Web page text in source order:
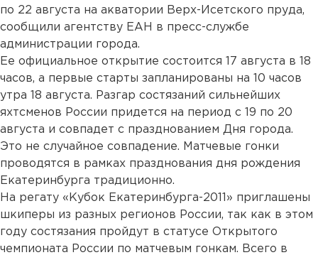
по 22 августа на акватории Верх-Исетского пруда,
сообщили агентству ЕАН в пресс-службе
администрации города.
Ее официальное открытие состоится 17 августа в 18
часов, а первые старты запланированы на 10 часов
утра 18 августа. Разгар состязаний сильнейших
яхтсменов России придется на период с 19 по 20
августа и совпадет с празднованием Дня города.
Это не случайное совпадение. Матчевые гонки
проводятся в рамках празднования дня рождения
Екатеринбурга традиционно.
На регату «Кубок Екатеринбурга-2011» приглашены
шкиперы из разных регионов России, так как в этом
году состязания пройдут в статусе Открытого
чемпионата России по матчевым гонкам. Всего в